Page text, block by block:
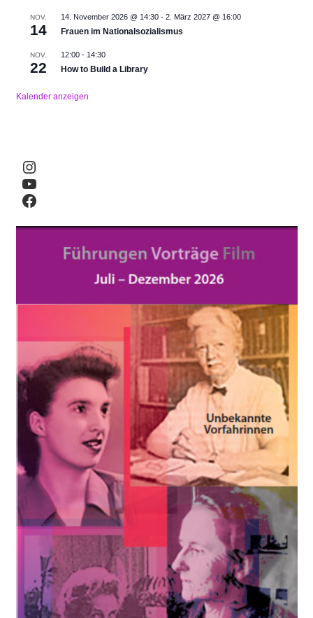
NOV.
14
14. November 2026 @ 14:30- 2. März 2027 @ 16:00
Frauen im Nationalsozialismus
NOV.
22
12:00- 14:30
How to Build a Library
Kalender anzeigen
Instagram
YouTube
Facebook